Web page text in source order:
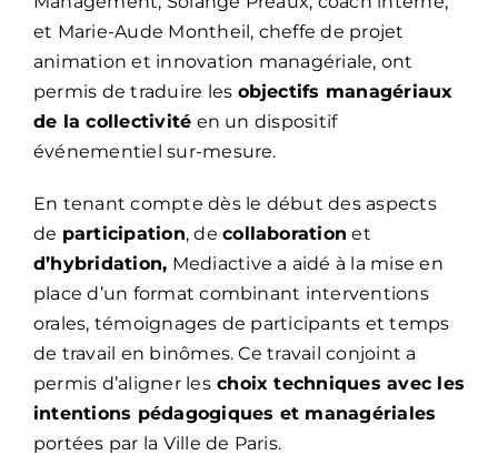
et Marie-Aude Montheil, cheffe de projet
animation et innovation managériale, ont
permis de traduire les objectifs managériaux
de la collectivité en un dispositif
événementiel sur-mesure.
En tenant compte dès le début des aspects
de participation, decollaboration et
d’hybridation, Mediactive a aidé à la mise en
place d’un format combinant interventions
orales, témoignages de participants et temps
de travail en binômes. Ce travail conjoint a
permis d’aligner leschoix techniques avec les
intentions pédagogiques et managériales
portées par la Ville de Paris.